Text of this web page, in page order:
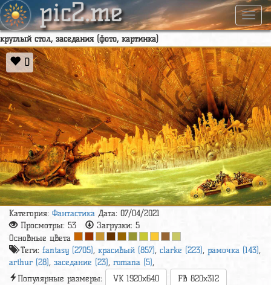
pic2.me
круглый стол, заседания (фото, картинка)
0
Категория: Фантастика Дата: 07/04/2021
Просмотры: 53 Загрузки: 5
Основные цвета
Теги: fantasy (2705), красивый (857), clarke (223), рамочка (143),
arthur (28), заседание (23), romana (5),
Популярные размеры:
VK 1920x640 FB 820x312